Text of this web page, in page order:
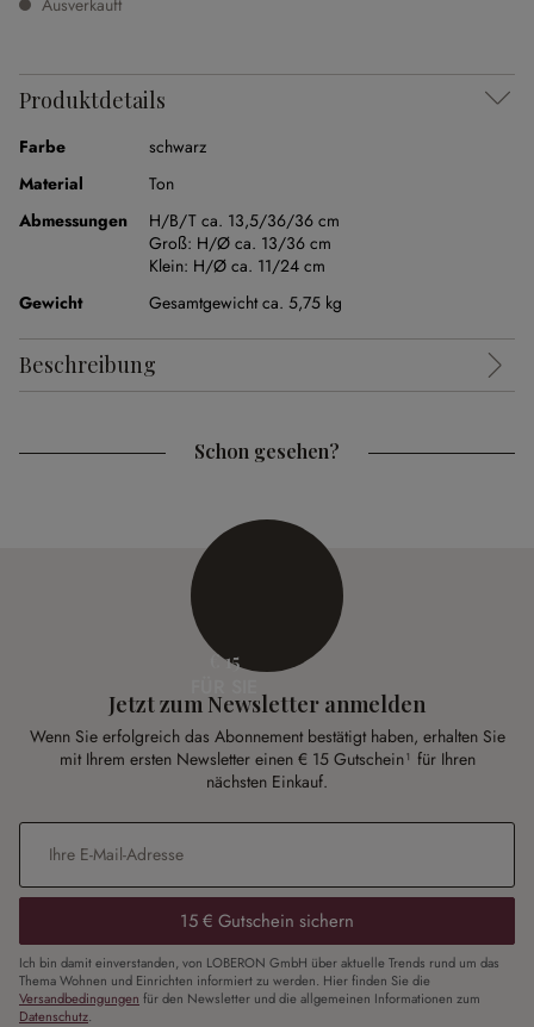
Ausverkauft
Produktdetails
Farbe
schwarz
Material
Ton
Abmessungen
H/B/T ca. 13,5/36/36 cm
Groß: H/Ø ca. 13/36 cm
Klein: H/Ø ca. 11/24 cm
Gewicht
Gesamtgewicht ca. 5,75 kg
Beschreibung
Schon gesehen?
€ 15
Jetzt zum Newsletter anmelden
Wenn Sie erfolgreich das Abonnement bestätigt haben, erhalten Sie
mit Ihrem ersten Newsletter einen € 15 Gutschein¹ für Ihren
nächsten Einkauf.
E-Mail-Adresse
15 € Gutschein sichern
Ich bin damit einverstanden, von LOBERON GmbH über aktuelle Trends rund um das
Thema Wohnen und Einrichten informiert zu werden. Hier finden Sie die
Versandbedingungen für den Newsletter und die allgemeinen Informationen zum
Datenschutz.